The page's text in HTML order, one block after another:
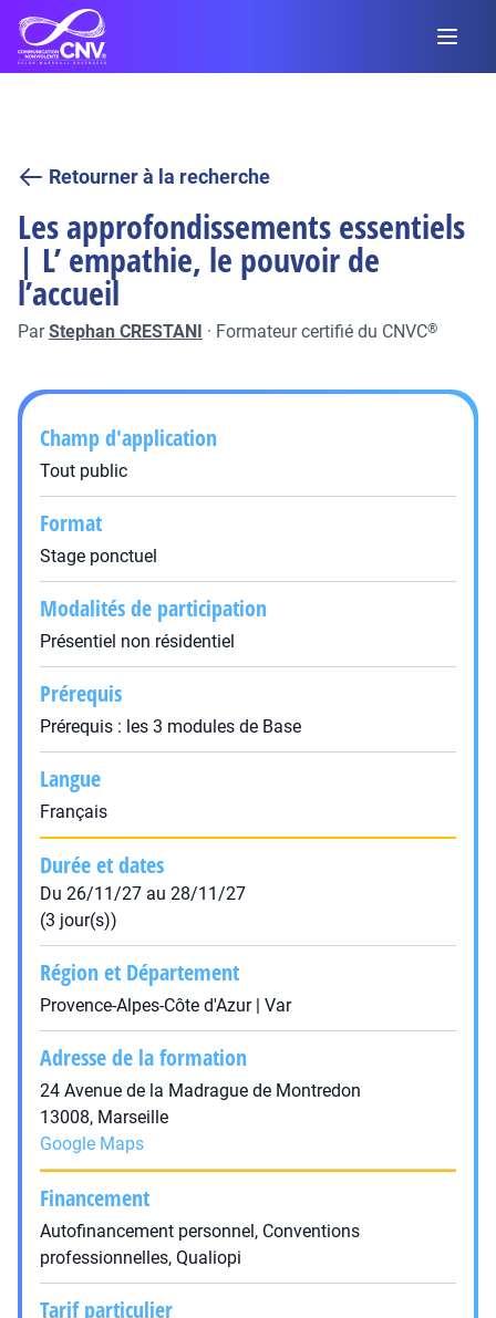
Retourner à la recherche
Les approfondissements essentiels
| L’ empathie, le pouvoir de
l’accueil
ParStephan CRESTANI · Formateur certifié du CNVC®
Champ d'application
Tout public
Format
Stage ponctuel
Modalités de participation
Présentiel non résidentiel
Prérequis
Prérequis : les 3 modules de Base
Langue
Français
Durée et dates
Du 26/11/27 au 28/11/27
(3 jour(s))
Région et Département
Provence-Alpes-Côte d'Azur | Var
Adresse de la formation
24 Avenue de la Madrague de Montredon
13008, Marseille
Google Maps
Financement
Autofinancement personnel, Conventions
professionnelles, Qualiopi
Tarif particulier